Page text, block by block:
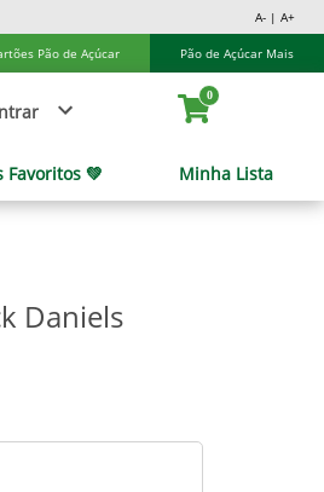
A- | A+
Pão de Açúcar Pão de Açúcar Mais
0
Favoritos 💚 Minha Lista
Daniels